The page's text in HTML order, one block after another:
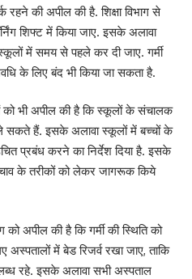
की अपील की है. शिक्षा विभाग से
शिफ्ट में किया जाए. इसके अलावा
में समय से पहले कर दी जाए. गर्मी
के लिए बंद भी किया जा सकता है.
को भी अपील की है कि स्कूलों के संचालक
सकते हैं. इसके अलावा स्कूलों में बच्चों के
प्रबंध करने का निर्देश दिया है. इसके
बचाव के तरीकों को लेकर जागरूक किये
को अपील की है कि गर्मी की स्थिति को
में बेड रिजर्व रखा जाए, ताकि
रहे. इसके अलावा सभी अस्पताल